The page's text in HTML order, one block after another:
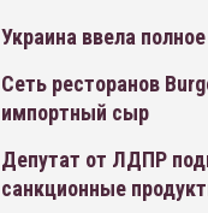
Украина ввела
Сеть ресторанов
импортный сыр
Депутат от ЛДПР
санкционные